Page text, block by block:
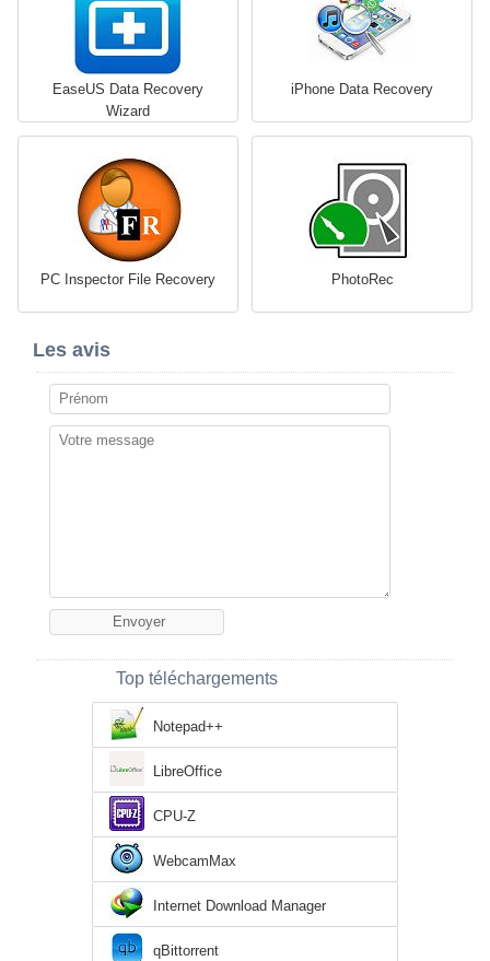
EaseUS Data Recovery
Wizard
iPhone Data Recovery
PC Inspector File Recovery PhotoRec
Les avis
Top téléchargements
Notepad++
LibreOffice
CPU-Z
WebcamMax
Internet Download Manager
qBittorrent